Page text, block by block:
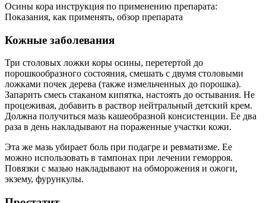
Осины кора инструкция по применению препарата:
Показания, как применять, обзор препарата
Кожные заболевания
Три столовых ложки коры осины, перетертой до
порошкообразного состояния, смешать с двумя столовыми
ложками почек дерева (также измельченных до порошка).
Запарить смесь стаканом кипятка, настоять до остывания. Не
процеживая, добавить в раствор нейтральный детский крем.
Должна получиться мазь кашеобразной консистенции. Ее два
раза в день накладывают на пораженные участки кожи.
Эта же мазь убирает боль при подагре и ревматизме. Ее
можно использовать в тампонах при лечении геморроя.
Повязки с мазью накладывают на обморожения и ожоги,
экзему, фурункулы.